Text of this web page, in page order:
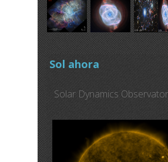
Sol ahora
Solar Dynamics